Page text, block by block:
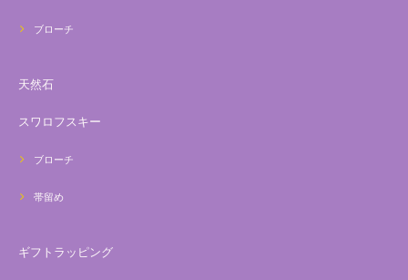
ブローチ
天然石
スワロフスキー
ブローチ
帯留め
ギフトラッピング